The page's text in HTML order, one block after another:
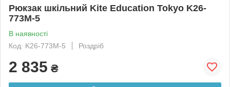
Рюкзак шкільний Kite Education Tokyo K26-
773M-5
В наявності
Код: K26-773M-5
Роздріб
2 835 ₴